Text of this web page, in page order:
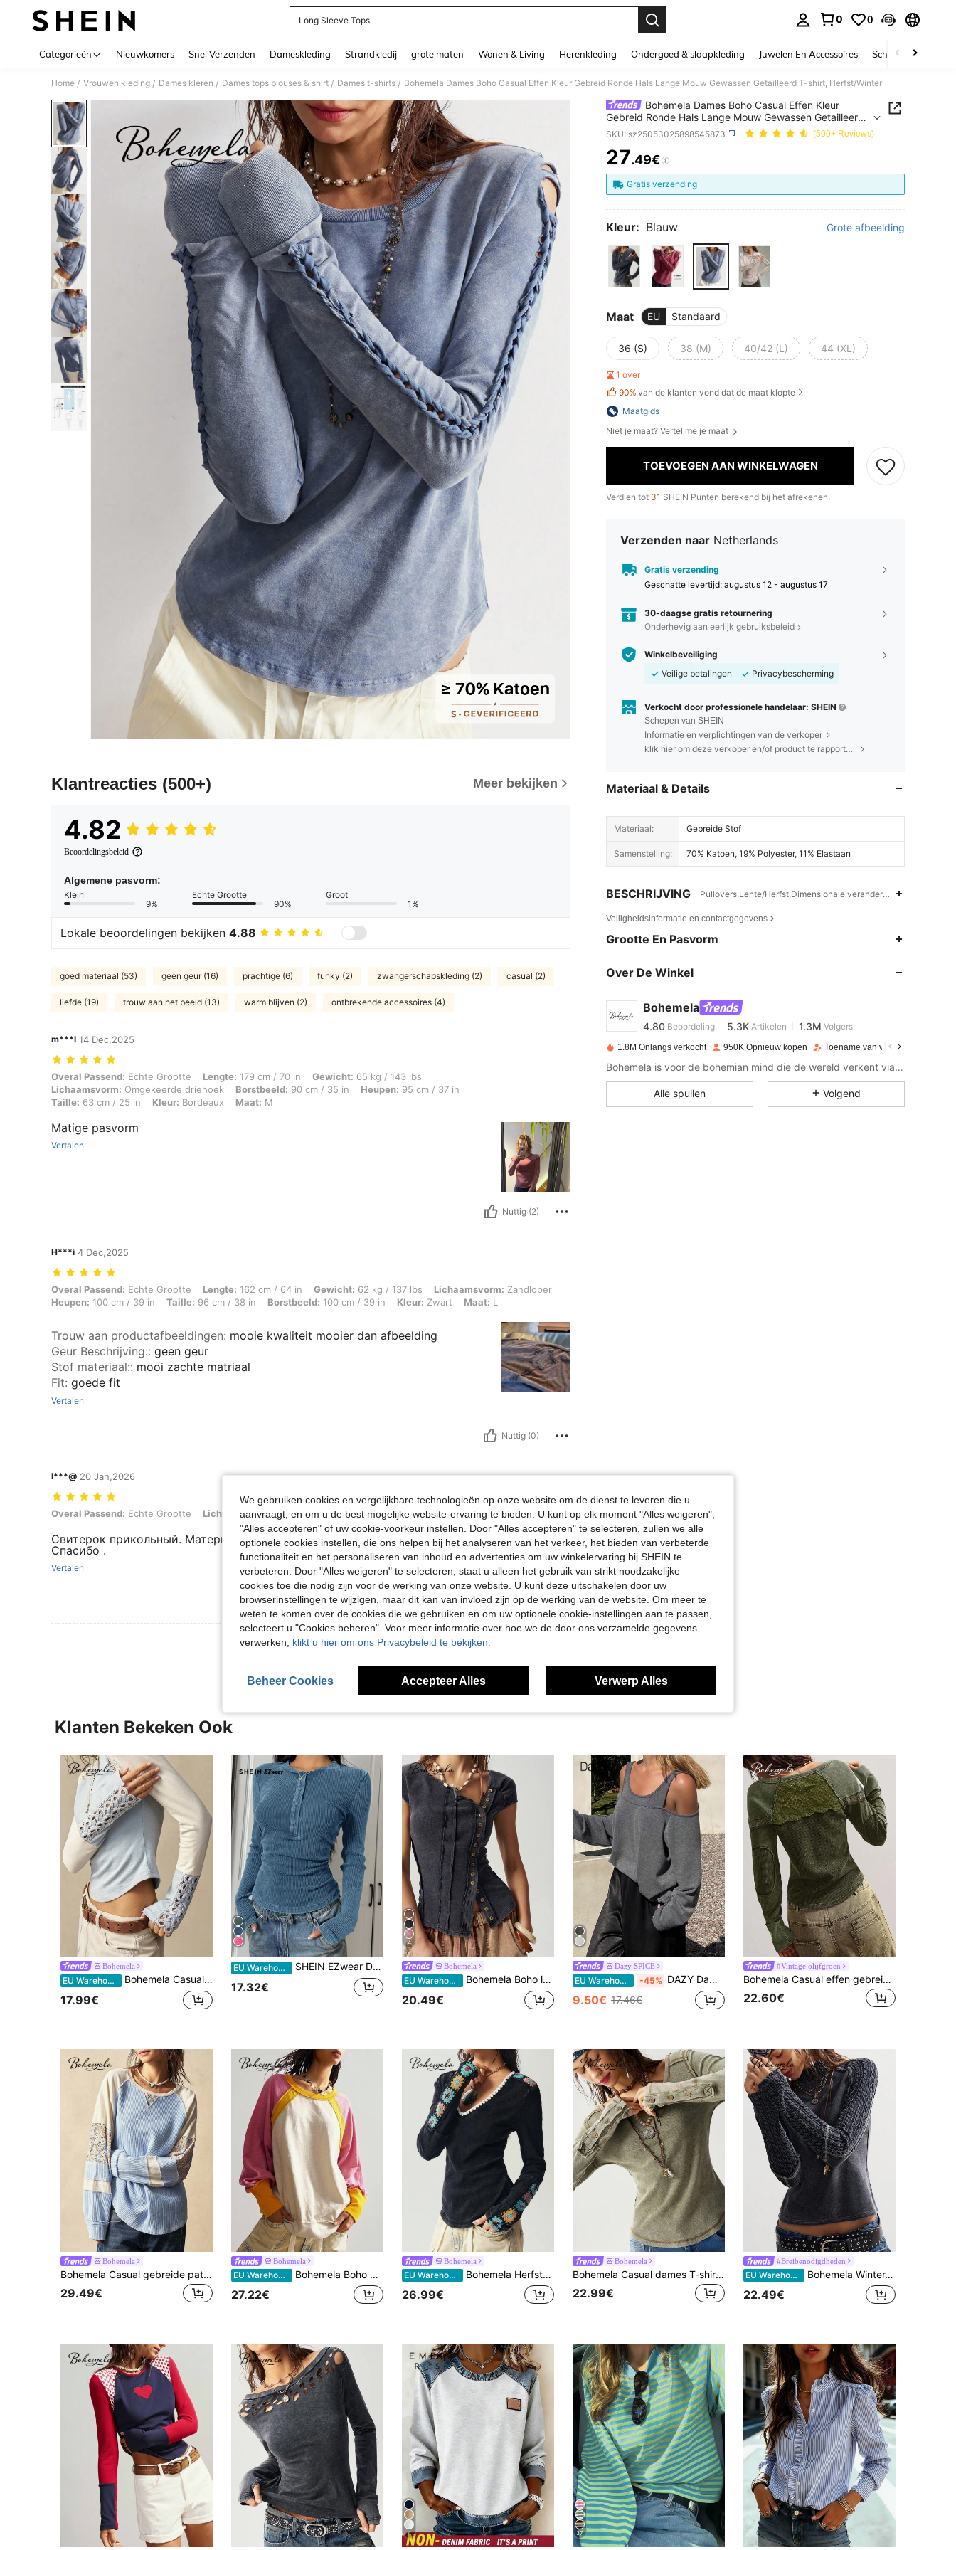
Long Sleeve Tops
0 0
Categorieën Nieuwkomers Snel Verzenden Dameskleding Strandkledij grote maten Wonen & Living Herenkleding Ondergoed & slaapkleding Juwelen En Accessoires Schoonheid &
Home / Vrouwen kleding / Dames kleren / Dames tops blouses & shirt / Dames t-shirts / Bohemela Dames Boho Casual Effen Kleur Gebreid Ronde Hals Lange Mouw Gewassen Getailleerd T-shirt, Herfst/Winter
Klantreacties (500+) Meer bekijken
4.82
Beoordelingsbeleid
Algemene pasvorm:
Klein
9%
Echte Grootte
90%
Groot
1%
Lokale beoordelingen bekijken 4.88
goed materiaal (53) geen geur (16) prachtige (6) funky (2) zwangerschapskleding (2) casual (2)
liefde (19) trouw aan het beeld (13) warm blijven (2) ontbrekende accessoires (4)
m***l 14 Dec,2025
Overal Passend: Echte Grootte, Lengte: 179 cm / 70 in, Gewicht: 65 kg / 143 lbs, Lichaamsvorm: Omgekeerde driehoek, Borstbeeld: 90 cm / 35 in, Heupen: 95 cm / 37 in, Taille: 63 cm / 25 in, Kleur: Bordeaux, Maat: M
Overal Passend: Echte Grootte Lengte: 179 cm / 70 in Gewicht: 65 kg / 143 lbs
Lichaamsvorm: Omgekeerde driehoek Borstbeeld: 90 cm / 35 in Heupen: 95 cm / 37 in
Taille: 63 cm / 25 in Kleur: Bordeaux Maat: M
Matige pasvorm
Vertalen
Nuttig (2)
H***i 4 Dec,2025
Overal Passend: Echte Grootte, Lengte: 162 cm / 64 in, Gewicht: 62 kg / 137 lbs, Lichaamsvorm: Zandloper, Heupen: 100 cm / 39 in, Taille: 96 cm / 38 in, Borstbeeld: 100 cm / 39 in, Kleur: Zwart, Maat: L
Overal Passend: Echte Grootte Lengte: 162 cm / 64 in Gewicht: 62 kg / 137 lbs Lichaamsvorm: Zandloper
Heupen: 100 cm / 39 in Taille: 96 cm / 38 in Borstbeeld: 100 cm / 39 in Kleur: Zwart Maat: L
Trouw aan productafbeeldingen: mooie kwaliteit mooier dan afbeelding
Geur Beschrijving:: geen geur
Stof materiaal:: mooi zachte matriaal
Fit: goede fit
Vertalen
Nuttig (0)
l***@ 20 Jan,2026
Overal Passend: Echte Grootte, Lichaamsvorm: Zandloper, Kleur: Abrikoos, Maat: M
Overal Passend: Echte Grootte Lichaamsvorm:Zandloper Kleur:Abrikoos Maat:M
Свитерок прикольный. Материал тоненький . Дизайн интересный. Пошито хорошо .
Спасибо .
Vertalen
Nuttig (0)
Meer Beoordelingen Bekijken
Bohemela Dames Boho Casual Effen Kleur
Gebreid Ronde Hals Lange Mouw Gewassen Getailleerd
T-shirt, Herfst/Winter
SKU: sz25053025898545873 (500+ Reviews)
PRICE AND AVAILABILITY
27.49€
Gratis verzending
Kleur: Blauw Grote afbeelding
Maat EU Standaard
36 (S) 38 (M) 40/42 (L) 44 (XL)
1 over
90% van de klanten vond dat de maat klopte
Maatgids
Niet je maat? Vertel me je maat
TOEVOEGEN AAN WINKELWAGEN
Verdien tot 31 SHEIN Punten berekend bij het afrekenen.
Verzenden naar Netherlands
Gratis verzending
Geschatte levertijd: augustus 12 - augustus 17
30-daagse gratis retournering
Onderhevig aan eerlijk gebruiksbeleid
Winkelbeveiliging
Veilige betalingen
Privacybescherming
Verkocht door professionele handelaar: SHEIN
Schepen van SHEIN
Informatie en verplichtingen van de verkoper
klik hier om deze verkoper en/of product te rapporteren.
Materiaal & Details
Materiaal: Gebreide Stof
Samenstelling: 70% Katoen, 19% Polyester, 11% Elastaan
BESCHRIJVING Pullovers,Lente/Herfst,Dimensionale veranderingen van stoffen
Veiligheidsinformatie en contactgegevens
Grootte En Pasvorm
Over De Winkel
Bohemela
4.80
4.80
4.80 5.3K 1.3M
i***dbetaalde1 dag geleden
4.80 5.3K 1.3M
4.80 5.3K 1.3M
1.8M Onlangs verkocht 950K Opnieuw kopen Toename van volgers 15%
Bohemela is voor de bohemian mind die de wereld verkent via haar stijl.
Alle spullen Volgend
Klanten Bekeken Ook
Bohemela
EU Warehouse Bohemela Casual gebreid patchwork T-shirt met ronde hals, lange mouwen en aansluitende pasvorm voor dames
17.99€
EU Warehouse SHEIN EZwear Dames blouse met lange mouwen en knoopsluiting aan de voorkant, casual, alledaagse kleding
17.32€
4
Bohemela
EU Warehouse Bohemela Boho lente/zomer vintage casual dames T-shirt met effen, gewassen vintage zwarte gebreide kraag en veelzijdige halslijn, korte mouwen, western country stijl, geschikt voor concerten en feestjes, strandvakanties, dagelijks gebruik, terug naar school, uitgaan en feestjes, Valentijnsdag, jaren 2000, Y2K, zomervakantie
20.49€
Dazy SPICE
EU Warehouse -45% DAZY Dames effen kleur off-shoulder lange mouw casual losse T-shirt Y2k school
9.50€ 17.46€
#Vintage olijfgroen
Bohemela Casual effen gebreid T-shirt met ronde hals en lange mouwen voor dames
22.60€
Bohemela
Bohemela Casual gebreide patchwork ronde hals lange mouwen losse top voor dames
29.49€
Bohemela
EU Warehouse Bohemela Boho Casual gebreide kleurblok ronde hals losse pasvorm damestop
27.22€
Bohemela
EU Warehouse Bohemela Herfst/winter dames vintage muziekfestival Halloween casual Bohemia haak patchwork vakantie effen kleur V-hals lange mouwen getailleerd gewassen T-shirt, western country stijl concert vakantie, geschikt voor vakantie & dagelijks gebruik & terug naar school, Halloween, Kerstmis
26.99€
Bohemela
Bohemela Casual dames T-shirt met ronde hals, lange mouwen en nauwsluitende pasvorm
22.99€
#Breibenodigdheden
EU Warehouse Bohemela Winter, Nieuwjaar, Kerstmis, Valentijnsdag, Muziekfestival Casual effen gebreid T-shirt met opstaande kraag en patchworkstructuur voor dames
22.49€
4 37
We gebruiken cookies en vergelijkbare technologieën op onze website om de dienst te leveren die u
aanvraagt, en om u de best mogelijke website-ervaring te bieden. U kunt op elk moment "Alles weigeren",
"Alles accepteren" of uw cookie-voorkeur instellen. Door "Alles accepteren" te selecteren, zullen we alle
optionele cookies instellen, die ons helpen bij het analyseren van het verkeer, het bieden van verbeterde
functionaliteit en het personaliseren van inhoud en advertenties om uw winkelervaring bij SHEIN te
verbeteren. Door "Alles weigeren" te selecteren, staat u alleen het gebruik van strikt noodzakelijke
cookies toe die nodig zijn voor de werking van onze website. U kunt deze uitschakelen door uw
browserinstellingen te wijzigen, maar dit kan van invloed zijn op de werking van de website. Om meer te
weten te komen over de cookies die we gebruiken en om uw optionele cookie-instellingen aan te passen,
selecteert u "Cookies beheren". Voor meer informatie over hoe we de door ons verzamelde gegevens
verwerken, klikt u hier om ons Privacybeleid te bekijken.
Beheer Cookies Accepteer Alles Verwerp Alles